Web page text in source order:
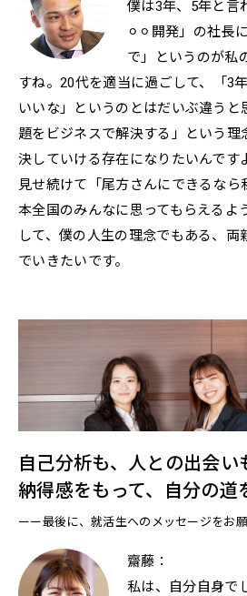
僕は3年、5年と言
⚪︎⚪︎開発」の社長
で」というのが私
すね。20代を適当に過ごして、「3
いいな」というのとはだいぶ違うと
題をビジネスで解決する」という理
決していける存在になりたいんです
見せ続けて「尾方さんにできるなら
本全国のみんなに思ってもらえるよ
して、僕の人生の理念でもある、両
でいきたいです。
自己分析も、人との出会い
納得感をもって、自分の道
ーー最後に、就活生へのメッセージをお願
齋藤：
私は、自分自身で